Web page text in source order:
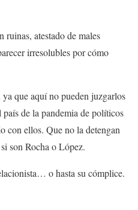
ruinas, atestado de males
irresolubles por cómo
que aquí no pueden juzgarlos
de la pandemia de políticos
con ellos. Que no la detengan
son Rocha o López.
o hasta su cómplice.